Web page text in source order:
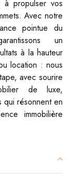
à propulser vos
Avec notre
pointue du
un
à la hauteur
location : nous
avec sourire
de luxe,
qui résonnent en
immobilière